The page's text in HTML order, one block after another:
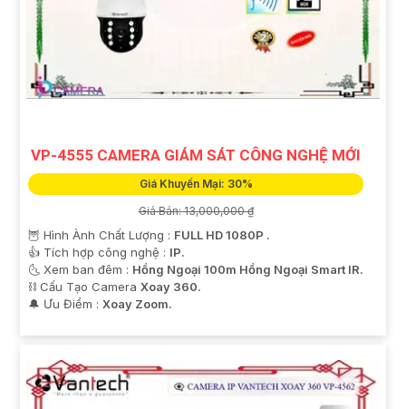
VP-4555 CAMERA GIÁM SÁT CÔNG NGHỆ MỚI
Giá Khuyến Mại: 30%
Giá Bán: 13,000,000 ₫
🦉 Hình Ành Chất Lượng : FULL HD 1080P .
👍 Tích hợp công nghệ : IP.
🌜 Xem ban đêm : Hồng Ngoại 100m Hồng Ngoại Smart IR.
⛓ Cấu Tạo Camera Xoay 360.
️🔔 Ưu Điểm : Xoay Zoom.